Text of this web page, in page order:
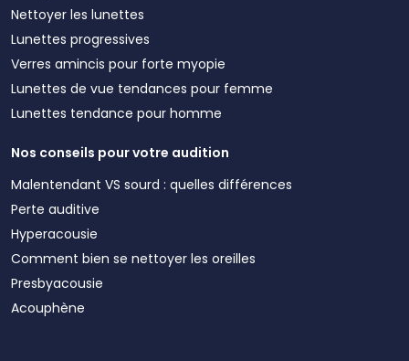
Nettoyer les lunettes
Lunettes progressives
Verres amincis pour forte myopie
Lunettes de vue tendances pour femme
Lunettes tendance pour homme
Nos conseils pour votre audition
Malentendant VS sourd : quelles différences
Perte auditive
Hyperacousie
Comment bien se nettoyer les oreilles
Presbyacousie
Acouphène